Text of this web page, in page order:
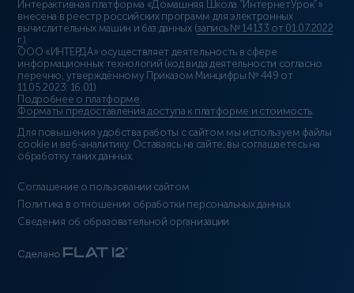
Интерактивная платформа «Домашняя Школа “ИнтернетУрок”»
внесена в реестр российских программ для электронных
вычислительных машин и баз данных (запись № 14133 от 01.07.2022
г.).
ООО «ИНТЕРДА» осуществляет деятельность в сфере
информационных технологий (код вида деятельности согласно
перечню, утверждённому Приказом Минцифры № 449 от
11.05.2023: 16.01)
Подробнее о платформе.
Форматы предоставления доступа к платформе и стоимость.
Для повышения удобства работы с сайтом мы используем файлы
cookie и веб-аналитику. Оставаясь на сайте, вы соглашаетесь на
обработку таких данных.
Соглашение о пользовании сайтом
Политика в отношении обработки персональных данных
Сведения об образовательной организации